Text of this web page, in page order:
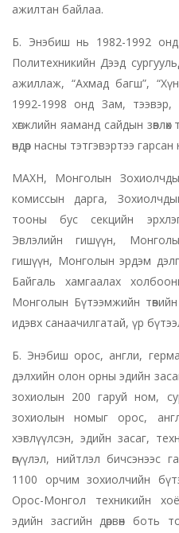
ажилтан байлаа.
Б. Энэбиш нь 1982-1992
Политехникийн Дээд
ажиллаж, “Ахмад багш”,
1992-1998 онд Зам,
хөгжлийн яаманд сайдын
өндөр насны тэтгэвэртээ
МАХН, Монголын
комиссын дарга,
тооны бус секцийн
Эвлэлийн гишүүн,
гишүүн, Монголын эрдэм
Байгаль хамгаалах
Монголын Бүтээмжийн
идэвх санаачилгатай, үр
Б. Энэбиш орос, англи,
дэлхийн олон орны эдийн
зохиолын 200 гаруй ном,
зохиолын номыг орос,
хэвлүүлсэн, эдийн засаг,
өгүүлэл, нийтлэл бичсэнээс
1100 орчим зохиолчийн
Орос-Монгол техникийн
эдийн засгийн дөрвөн боть